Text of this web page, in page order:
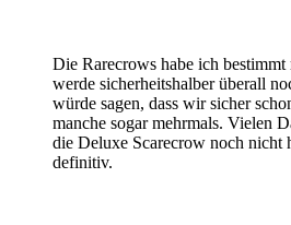
Die Rarecrows habe ich
werde sicherheitshalber überall
würde sagen, dass wir sicher
manche sogar mehrmals. Vielen
die Deluxe Scarecrow noch nicht
definitiv.